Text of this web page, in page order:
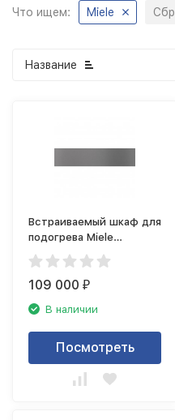
Что ищем: Miele
Название
Встраиваемый шкаф для
подогрева Miele
ESW7010 GRGR
109 000₽
В наличии
Посмотреть